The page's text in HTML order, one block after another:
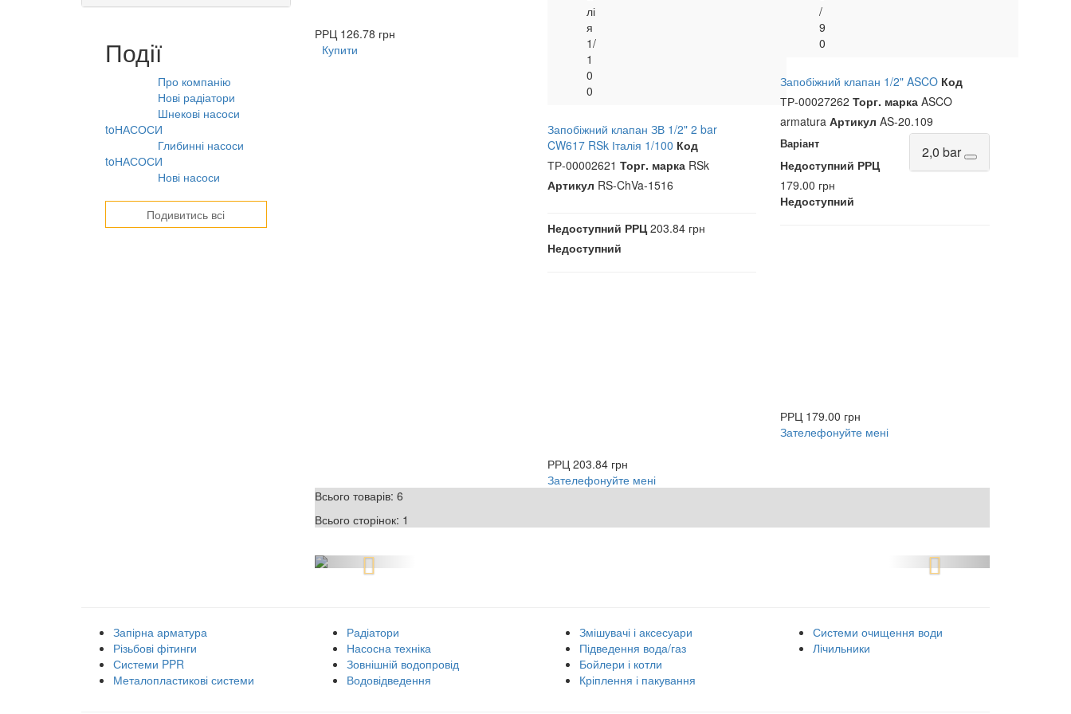
Події
Про компанію
Нові радіатори
Шнекові насоси
toНАСОСИ
Глибинні насоси
toНАСОСИ
Нові насоси
Подивитись всі
РРЦ 126.78 грн
Купити
лі
я
1/
1
0
0
Запобіжний клапан ЗВ 1/2" 2 bar
CW617 RSk Італія 1/100 Код
ТР-00002621 Торг. маркаRSk
Артикул RS-ChVa-1516
Недоступний РРЦ203.84 грн
Недоступний
РРЦ 203.84 грн
Зателефонуйте мені
/
9
0
Запобіжний клапан 1/2" ASCO Код
ТР-00027262Торг. марка ASCO
armaturaАртикул AS-20.109
Варіант 2,0 bar
Недоступний РРЦ
179.00 грн
Недоступний
РРЦ 179.00 грн
Зателефонуйте мені
Всього товарів: 6
Всього сторінок: 1
Запірна арматура
Різьбові фітинги
Системи PPR
Металопластикові системи
Радіатори
Насосна техніка
Зовнішній водопровід
Водовідведення
Змішувачі і аксесуари
Підведення вода/газ
Бойлери і котли
Кріплення і пакування
Системи очищення води
Лічильники